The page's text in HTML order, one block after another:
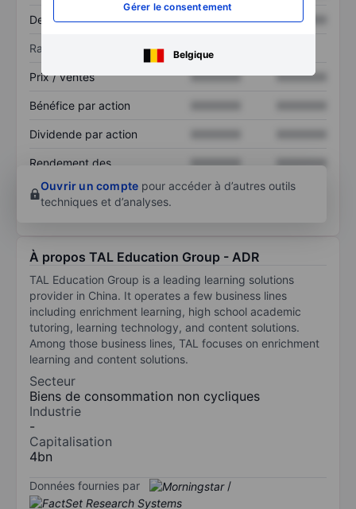
Gérer le consentement
Belgique
Dette totale XXXXXXX XXXXXXX
Ratios
Prix / ventes XXXXXXX XXXXXXX
Bénéfice par action
Dividende par action
Rendement des
XXXXXXX
XXXXXXX
Ouvrir un compte pour accéder à d’autres outils
techniques et d’analyses.
À propos TAL Education Group - ADR
TAL Education Group is a leading learning solutions
provider in China. It operates a few business lines
including enrichment learning, high school academic
tutoring, learning technology, and content solutions.
Among those business lines, TAL focuses on enrichment
learning and content solutions.
Secteur
Biens de consommation non cycliques
Industrie
-
Capitalisation
4bn
Données fournies par /